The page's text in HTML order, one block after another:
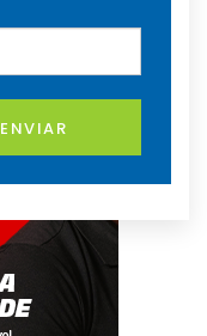
ENVIAR